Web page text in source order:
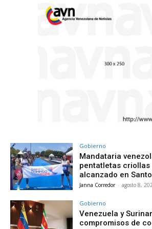
Gobierno
Mandataria
pentatletas criollas
alcanzado en
Janna Corredor - agosto 8,
Gobierno
Venezuela y
compromisos de